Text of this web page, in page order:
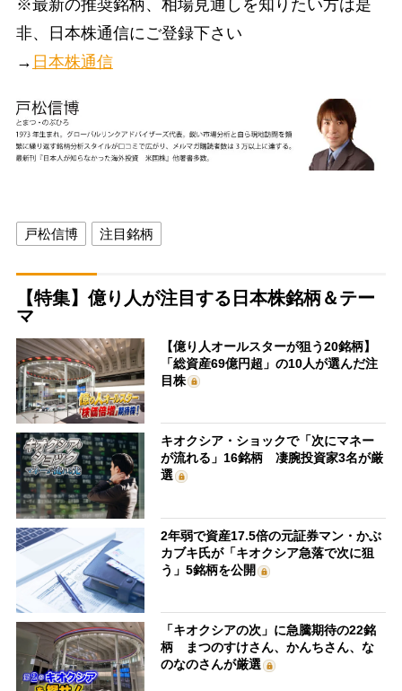
※最新の推奨銘柄、相場見通しを知りたい方は是
非、日本株通信にご登録下さい
→ 日本株通信
戸松信博 注目銘柄
【特集】億り人が注目する日本株銘柄＆テー
マ
【億り人オールスターが狙う20銘柄】
「総資産69億円超」の10人が選んだ注
目株
キオクシア・ショックで「次にマネー
が流れる」16銘柄 凄腕投資家3名が厳
選
2年弱で資産17.5倍の元証券マン・かぶ
カブキ氏が「キオクシア急落で次に狙
う」5銘柄を公開
「キオクシアの次」に急騰期待の22銘
柄 まつのすけさん、かんちさん、な
のなのさんが厳選